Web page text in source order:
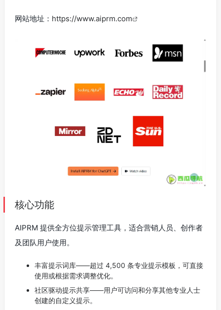
网站地址： https://www.aiprm.com
核心功能
AIPRM 提供全方位提示管理工具，适合营销人员、创作者
及团队用户使用。
丰富提示词库——超过 4,500 条专业提示模板，可直接
使用或根据需求调整优化。
社区驱动提示共享——用户可访问和分享其他专业人士
创建的自定义提示。